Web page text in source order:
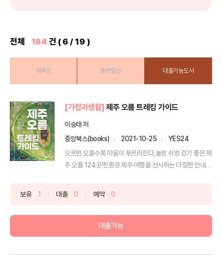
전체 184 건 ( 6 / 19 )
제목순 출판일순 대출가능도서
[가정과생활] 제주 오름 트레킹 가이드
이승태 저
중앙북스(books)
2021-10-25
YES24
오르면 오를수록 마음이 푸르러진다,놀멍 쉬멍 걷기 좋은 제
주 오름 124곳!친환경 제주 여행을 선사하는 다정한 안내
보유 1 대출 0 예약 0
대출가능